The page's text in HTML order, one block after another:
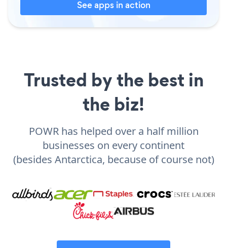
See apps in action
Trusted by the best in
the biz!
POWR has helped over a half million
businesses on every continent
(besides Antarctica, because of course not)